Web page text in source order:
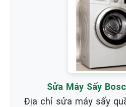
Sửa Máy Sấy
Địa chỉ sửa máy sấy